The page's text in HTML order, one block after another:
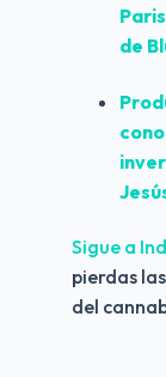
de
Sigue a
pierdas
del